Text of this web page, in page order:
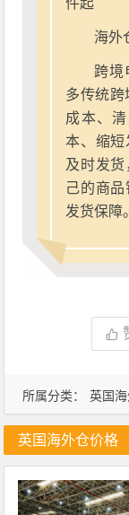
所属分类： 英国
件起
海外
跨境
多传统跨
成本、
本、缩短
及时发
己的商
发货保障。
英国海外仓价格